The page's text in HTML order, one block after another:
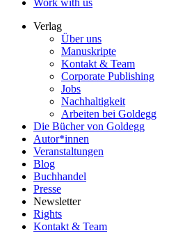
Work with us
Verlag
Über uns
Manuskripte
Kontakt & Team
Corporate Publishing
Jobs
Nachhaltigkeit
Arbeiten bei Goldegg
Die Bücher von Goldegg
Autor*innen
Veranstaltungen
Blog
Buchhandel
Presse
Newsletter
Rights
Kontakt & Team